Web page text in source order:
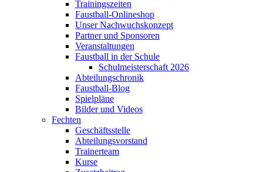
Trainingszeiten
Faustball-Onlineshop
Unser Nachwuchskonzept
Partner und Sponsoren
Veranstaltungen
Faustball in der Schule
Schulmeisterschaft 2026
Abteilungschronik
Faustball-Blog
Spielpläne
Bilder und Videos
Fechten
Geschäftsstelle
Abteilungsvorstand
Trainerteam
Kurse